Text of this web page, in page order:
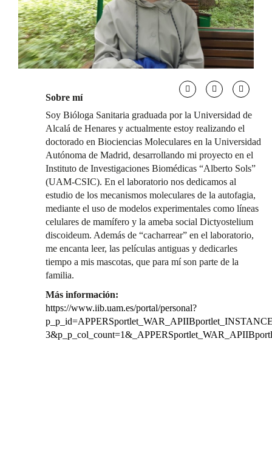
Sobre mí
Soy Bióloga Sanitaria graduada por la Universidad de
Alcalá de Henares y actualmente estoy realizando el
doctorado en Biociencias Moleculares en la Universidad
Autónoma de Madrid, desarrollando mi proyecto en el
Instituto de Investigaciones Biomédicas “Alberto Sols”
(UAM-CSIC). En el laboratorio nos dedicamos al
estudio de los mecanismos moleculares de la autofagia,
mediante el uso de modelos experimentales como líneas
celulares de mamífero y la ameba social Dictyostelium
discoideum. Además de “cacharrear” en el laboratorio,
me encanta leer, las películas antiguas y dedicarles
tiempo a mis mascotas, que para mí son parte de la
familia.
Más información:
https://www.iib.uam.es/portal/personal?